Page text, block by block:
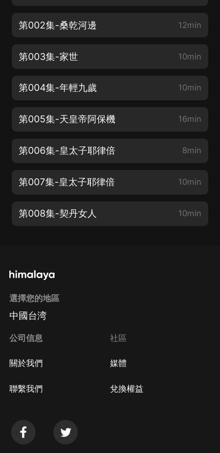
第002集-桑乾河邊 12min
第003集-家世 10min
第004集-年輕九歲 10min
第005集-天皇帝阿保機 16min
第006集-皇太子耶律倍 8min
第007集-皇太子耶律倍 10min
第008集-契丹女人 10min
選擇您的地區
中國台湾
公司信息
關於我們
聯繫我們
社區
媒體
兌換權益